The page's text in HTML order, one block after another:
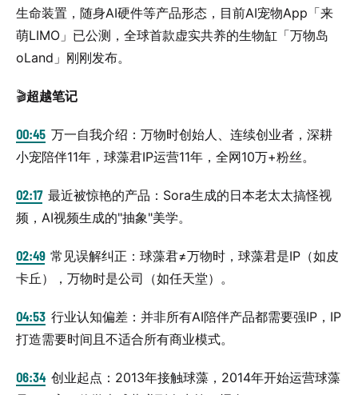
生命装置，随身AI硬件等产品形态，目前AI宠物App「来
萌LIMO」已公测，全球首款虚实共养的生物缸「万物岛
oLand」刚刚发布。
🎬超越笔记
00:45 万一自我介绍：万物时创始人、连续创业者，深耕
小宠陪伴11年，球藻君IP运营11年，全网10万+粉丝。
02:17 最近被惊艳的产品：Sora生成的日本老太太搞怪视
频，AI视频生成的"抽象"美学。
02:49 常见误解纠正：球藻君≠万物时，球藻君是IP（如皮
卡丘），万物时是公司（如任天堂）。
04:53 行业认知偏差：并非所有AI陪伴产品都需要强IP，IP
打造需要时间且不适合所有商业模式。
06:34 创业起点：2013年接触球藻，2014年开始运营球藻